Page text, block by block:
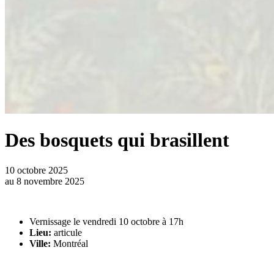
Des bosquets qui brasillent
10 octobre 2025
au 8 novembre 2025
Vernissage le vendredi 10 octobre à 17h
Lieu: articule
Ville: Montréal